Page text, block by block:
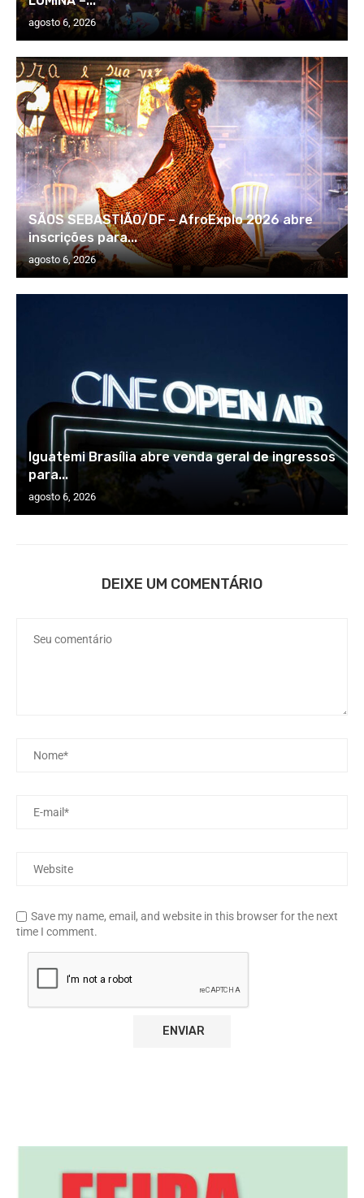
agosto 6, 2026
SÃOS SEBASTIÃO/DF – AfroExplo 2026 abre
inscrições para...
agosto 6, 2026
Iguatemi Brasília abre venda geral de ingressos
para...
agosto 6, 2026
DEIXE UM COMENTÁRIO
Save my name, email, and website in this browser for the next
time I comment.